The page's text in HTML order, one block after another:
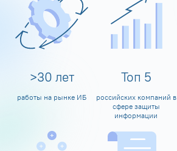
>30 лет
работы на рынке ИБ
Топ 5
российских компаний в
сфере защиты
информации